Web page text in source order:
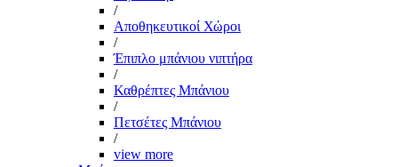
/
Αποθηκευτικοί Χώροι
/
Έπιπλο μπάνιου νιπτήρα
/
Καθρέπτες Μπάνιου
/
Πετσέτες Μπάνιου
/
view more